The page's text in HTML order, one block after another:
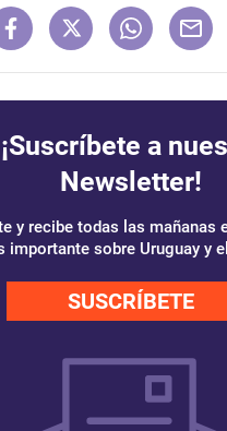
¡Suscríbete a
Newsletter!
y recibe todas las mañanas
importante sobre Uruguay y
SUSCRÍBETE